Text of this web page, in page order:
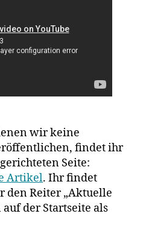
wir keine
findet ihr
Seite:
Artikel. Ihr findet
den Reiter „Aktuelle
der Startseite als